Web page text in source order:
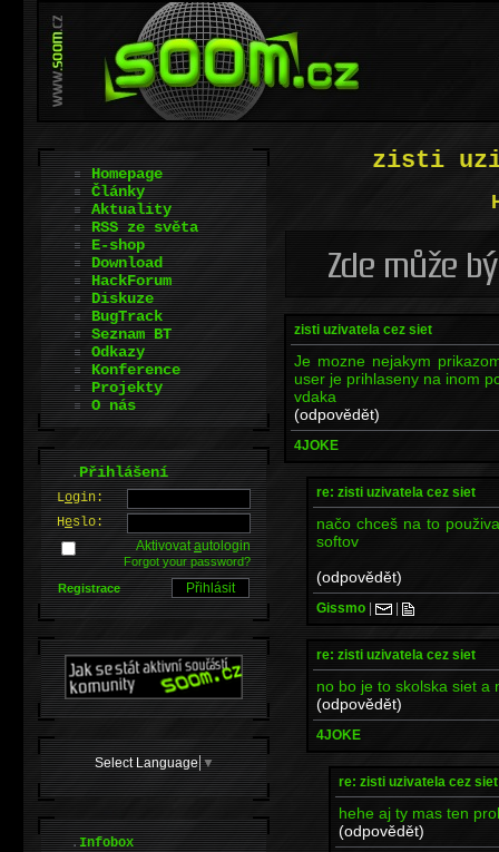
zisti
zisti uzivatela cez siet
Je mozne nejakym
user je prihlaseny na inom
vdaka
(odpovědět)
4JOKE
re: zisti uzivatela cez siet
načo chceš na to
softov
(odpovědět)
Gissmo | |
re: zisti uzivatela cez siet
no bo je to skolska siet a
(odpovědět)
4JOKE
re: zisti uzivatela cez siet
hehe aj ty mas ten
(odpovědět)
Homepage
Články
Aktuality
RSS ze světa
E-shop
Download
HackForum
Diskuze
BugTrack
Seznam BT
Odkazy
Konference
Projekty
O nás
.Přihlášení
Login:
Heslo:
Aktivovatautologin
Forgot your password?
Registrace
Select Language ▼
.Infobox